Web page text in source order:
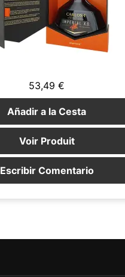
53,49 €
Añadir a la Cesta
Voir Produit
Escribir Comentario